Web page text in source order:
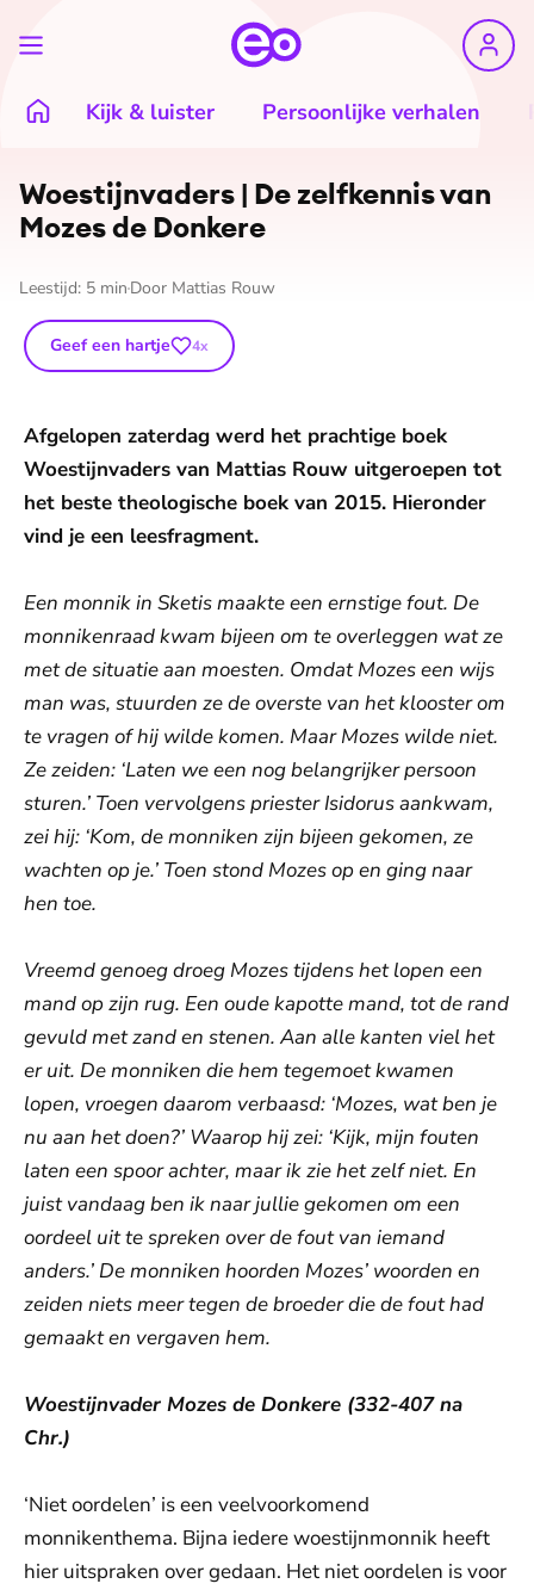
Kijk & luister Persoonlijke verhalen
Woes­tijn­va­ders | De zelfkennis van
Mozes de Donkere
Leestijd: 5 min Door Mattias Rouw
Geef een hartje 4x
Afgelopen zaterdag werd het prachtige boek
Woestijnvaders van Mattias Rouw uitgeroepen tot
het beste theologische boek van 2015. Hieronder
vind je een leesfragment.
Een monnik in Sketis maakte een ernstige fout. De
monnikenraad kwam bijeen om te overleggen wat ze
met de situatie aan moesten. Omdat Mozes een wijs
man was, stuurden ze de overste van het klooster om
te vragen of hij wilde komen. Maar Mozes wilde niet.
Ze zeiden: ‘Laten we een nog belangrijker persoon
sturen.’ Toen vervolgens priester Isidorus aankwam,
zei hij: ‘Kom, de monniken zijn bijeen gekomen, ze
wachten op je.’ Toen stond Mozes op en ging naar
hen toe.
Vreemd genoeg droeg Mozes tijdens het lopen een
mand op zijn rug. Een oude kapotte mand, tot de rand
gevuld met zand en stenen. Aan alle kanten viel het
er uit. De monniken die hem tegemoet kwamen
lopen, vroegen daarom verbaasd: ‘Mozes, wat ben je
nu aan het doen?’ Waarop hij zei: ‘Kijk, mijn fouten
laten een spoor achter, maar ik zie het zelf niet. En
juist vandaag ben ik naar jullie gekomen om een
oordeel uit te spreken over de fout van iemand
anders.’ De monniken hoorden Mozes’ woorden en
zeiden niets meer tegen de broeder die de fout had
gemaakt en vergaven hem.
Woestijnvader Mozes de Donkere (332-407 na
Chr.)
‘Niet oordelen’ is een veelvoorkomend
monnikenthema. Bijna iedere woestijnmonnik heeft
hier uitspraken over gedaan. Het niet oordelen is voor